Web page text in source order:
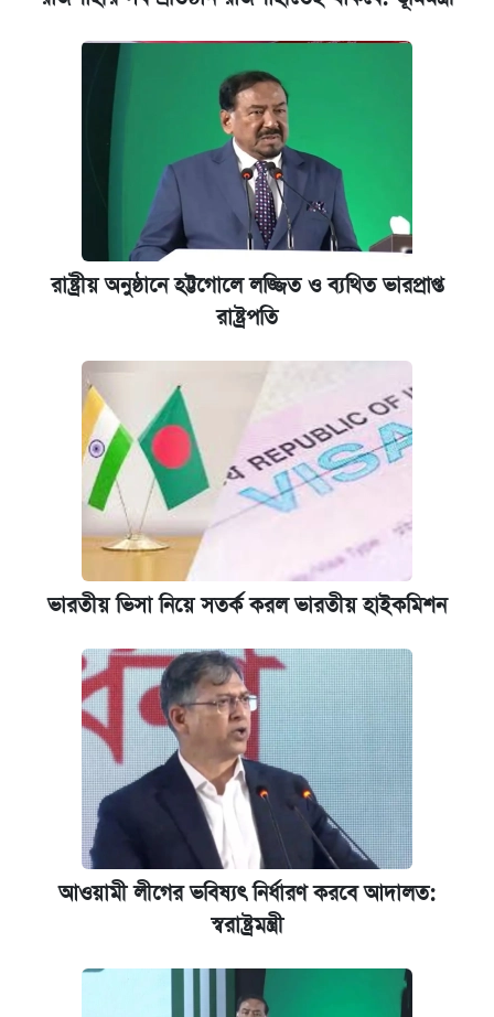
রাষ্ট্রীয় অনুষ্ঠানে হট্টগোলে লজ্জিত ও ব্যথিত ভারপ্রাপ্ত
রাষ্ট্রপতি
ভারতীয় ভিসা নিয়ে সতর্ক করল ভারতীয় হাইকমিশন
আওয়ামী লীগের ভবিষ্যৎ নির্ধারণ করবে আদালত:
স্বরাষ্ট্রমন্ত্রী